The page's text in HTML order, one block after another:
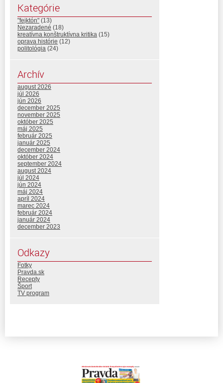
Kategórie
"fejktón" (13)
Nezaradené (18)
kreatívna konštruktívna kritika (15)
oprava histórie (12)
politológia (24)
Archív
august 2026
júl 2026
jún 2026
december 2025
november 2025
október 2025
máj 2025
február 2025
január 2025
december 2024
október 2024
september 2024
august 2024
júl 2024
jún 2024
máj 2024
apríl 2024
marec 2024
február 2024
január 2024
december 2023
Odkazy
Fotky
Pravda.sk
Recepty
Šport
TV program